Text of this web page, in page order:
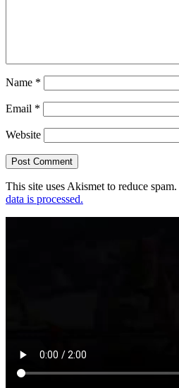
Name *
Email *
Website
This site uses Akismet to reduce spam.
data is processed.